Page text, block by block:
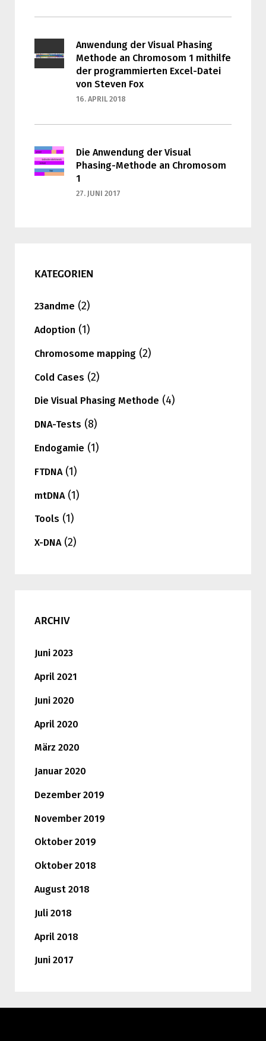
Anwendung der Visual Phasing
Methode an Chromosom 1 mithilfe
der programmierten Excel-Datei
von Steven Fox
16. APRIL 2018
Die Anwendung der Visual
Phasing-Methode an Chromosom
1
27. JUNI 2017
KATEGORIEN
23andme (2)
Adoption (1)
Chromosome mapping (2)
Cold Cases (2)
Die Visual Phasing Methode (4)
DNA-Tests (8)
Endogamie (1)
FTDNA(1)
mtDNA(1)
Tools (1)
X-DNA(2)
ARCHIV
Juni 2023
April 2021
Juni 2020
April 2020
März 2020
Januar 2020
Dezember 2019
November 2019
Oktober 2019
Oktober 2018
August 2018
Juli 2018
April 2018
Juni 2017